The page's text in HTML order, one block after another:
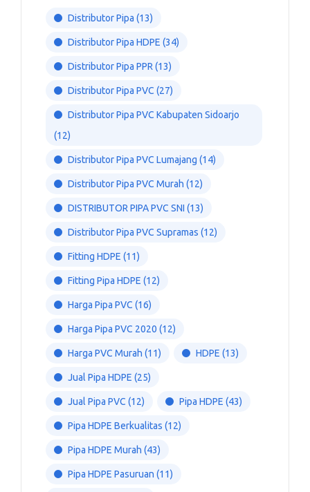
Distributor Pipa (13)
Distributor Pipa HDPE (34)
Distributor Pipa PPR (13)
Distributor Pipa PVC (27)
Distributor Pipa PVC Kabupaten Sidoarjo
(12)
Distributor Pipa PVC Lumajang (14)
Distributor Pipa PVC Murah (12)
DISTRIBUTOR PIPA PVC SNI (13)
Distributor Pipa PVC Supramas (12)
Fitting HDPE (11)
Fitting Pipa HDPE (12)
Harga Pipa PVC (16)
Harga Pipa PVC 2020 (12)
Harga PVC Murah (11) HDPE (13)
Jual Pipa HDPE (25)
Jual Pipa PVC (12) Pipa HDPE (43)
Pipa HDPE Berkualitas (12)
Pipa HDPE Murah (43)
Pipa HDPE Pasuruan (11)